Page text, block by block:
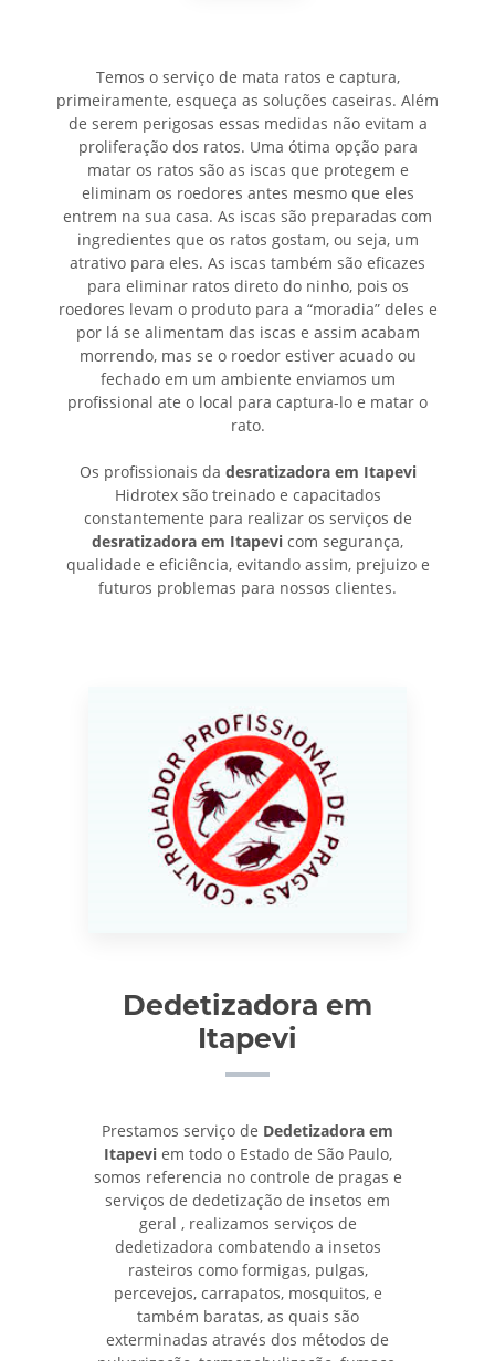
Temos o serviço de mata ratos e captura,
primeiramente, esqueça as soluções caseiras. Além
de serem perigosas essas medidas não evitam a
proliferação dos ratos. Uma ótima opção para
matar os ratos são as iscas que protegem e
eliminam os roedores antes mesmo que eles
entrem na sua casa. As iscas são preparadas com
ingredientes que os ratos gostam, ou seja, um
atrativo para eles. As iscas também são eficazes
para eliminar ratos direto do ninho, pois os
roedores levam o produto para a “moradia” deles e
por lá se alimentam das iscas e assim acabam
morrendo, mas se o roedor estiver acuado ou
fechado em um ambiente enviamos um
profissional ate o local para captura-lo e matar o
rato.
Os profissionais da desratizadora em Itapevi
Hidrotex são treinado e capacitados
constantemente para realizar os serviços de
desratizadora em Itapevi com segurança,
qualidade e eficiência, evitando assim, prejuizo e
futuros problemas para nossos clientes.
Dedetizadora em
Itapevi
Prestamos serviço de Dedetizadora em
Itapeviem todo o Estado de São Paulo,
somos referencia no controle de pragas e
serviços de dedetização de insetos em
geral , realizamos serviços de
dedetizadora combatendo a insetos
rasteiros como formigas, pulgas,
percevejos, carrapatos, mosquitos, e
também baratas, as quais são
exterminadas através dos métodos de